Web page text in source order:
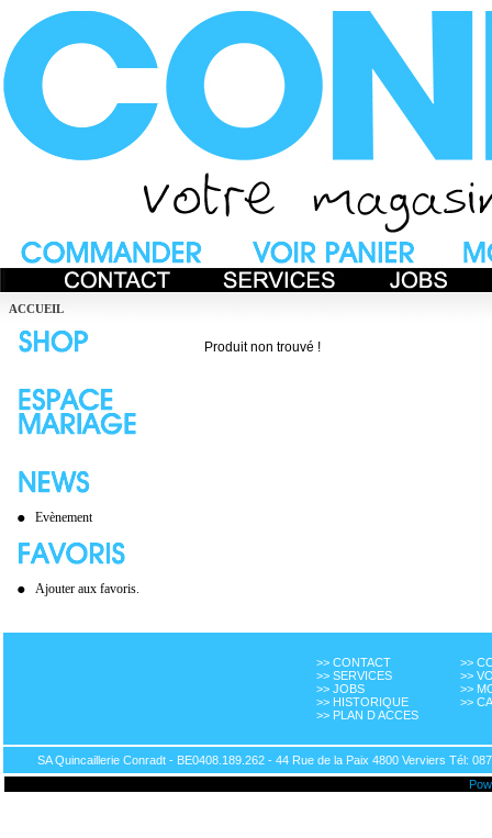
ACCUEIL
Evènement
Ajouter aux favoris.
Produit non trouvé !
>> CONTACT
>> SERVICES
>> JOBS
>> HISTORIQUE
>> PLAN D ACCES
>>
>>
>>
>>
SA Quincaillerie Conradt - BE0408.189.262 - 44 Rue de la Paix 4800 Verviers Tél: